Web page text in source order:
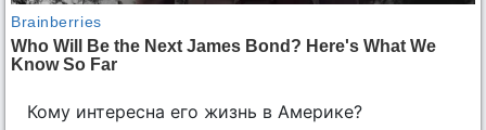
Кому интересна его жизнь в Америке?